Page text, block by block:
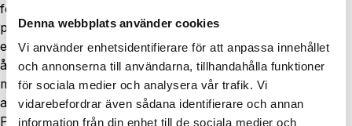
Denna webbplats använder cookies
Vi använder enhetsidentifierare för att anpassa innehållet
och annonserna till användarna, tillhandahålla funktioner
för sociala medier och analysera vår trafik. Vi
vidarebefordrar även sådana identifierare och annan
information från din enhet till de sociala medier och
föreläsningar/presentationer och dialoger, event, digitala
plattformar kring olika ämnen inom området cirkulär
ekonomi. Teman kan vara textil, livsmedel, matsvinn,
återbruk, lappa & laga, klädbytardagar, lokala
matmarknader. Här öppnar kommunen upp platser för
aktiviteter och civilsamhället får hjälp med initiativ.
Previous: Starta urban odling